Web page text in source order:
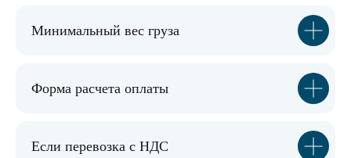
Минимальный вес груза
Форма расчета оплаты
Если перевозка с НДС